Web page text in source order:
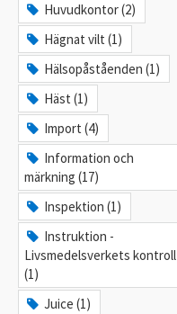
Huvudkontor (2)
Hägnat vilt (1)
Hälsopåståenden (1)
Häst (1)
Import (4)
Information och
märkning (17)
Inspektion (1)
Instruktion -
Livsmedelsverkets kontroll
(1)
Juice (1)